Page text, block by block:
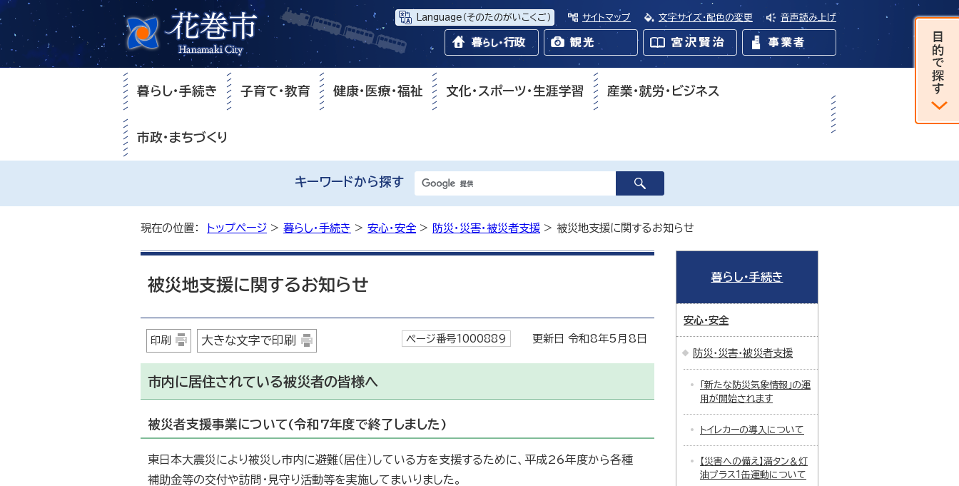
Language （そのたのがいこくご） サイトマップ 文字サイズ・配色の変更 音声読み上げ
暮らし・手続き 子育て・教育 健康・医療・福祉 文化・スポーツ・生涯学習 産業・就労・ビジネス
市政・まちづくり
キーワードから探す
現在の位置： トップページ > 暮らし・手続き > 安心・安全> 防災・災害・被災者支援 > 被災地支援に関するお知らせ
被災地支援に関するお知らせ
印刷 大きな文字で印刷 ページ番号1000889 更新日 令和8年5月8日
市内に居住されている被災者の皆様へ
被災者支援事業について(令和7年度で終了しました)
東日本大震災により被災し市内に避難（居住）している方を支援するために、平成26年度から各種
補助金等の交付や訪問・見守り活動等を実施してまいりました。
暮らし・手続き
安心・安全
防災・災害・被災者支援
「新たな防災気象情報」の運
用が開始されます
トイレカーの導入について
【災害への備え】満タン＆灯
油プラス1缶運動について